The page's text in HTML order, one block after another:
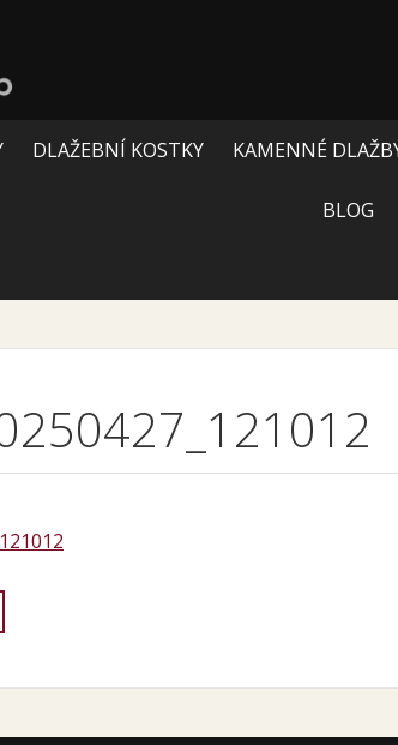
DLAŽEBNÍ KOSTKY KAMENNÉ
BLOG